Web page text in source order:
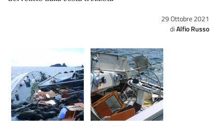
29 Ottobre 2021
Alfio Russo